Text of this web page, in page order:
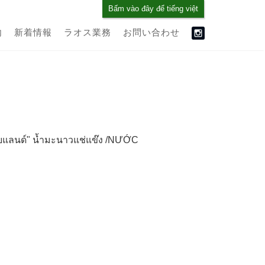
Bấm vào đây để tiếng việt
新着情報 ラオス業務 お問い合わせ
แลนด์" น้ำมะนาวแช่แข๊ง /NƯỚC